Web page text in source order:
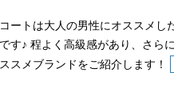
ートは大人の男性にオススメし
す♪ 程よく高級感があり、さら
スメブランドをご紹介します！